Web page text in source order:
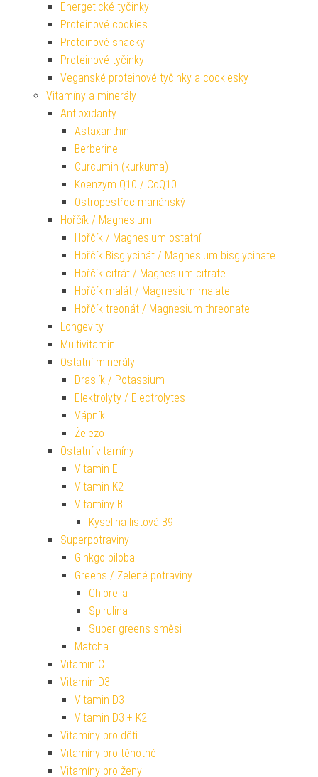
Energetické tyčinky
Proteinové cookies
Proteinové snacky
Proteinové tyčinky
Veganské proteinové tyčinky a cookiesky
Vitamíny a minerály
Antioxidanty
Astaxanthin
Berberine
Curcumin (kurkuma)
Koenzym Q10 / CoQ10
Ostropestřec mariánský
Hořčík / Magnesium
Hořčík / Magnesium ostatní
Hořčík Bisglycinát / Magnesium bisglycinate
Hořčík citrát / Magnesium citrate
Hořčík malát / Magnesium malate
Hořčík treonát / Magnesium threonate
Longevity
Multivitamin
Ostatní minerály
Draslík / Potassium
Elektrolyty / Electrolytes
Vápník
Železo
Ostatní vitamíny
Vitamin E
Vitamin K2
Vitamíny B
Kyselina listová B9
Superpotraviny
Ginkgo biloba
Greens / Zelené potraviny
Chlorella
Spirulina
Super greens směsi
Matcha
Vitamin C
Vitamin D3
Vitamin D3
Vitamin D3 + K2
Vitamíny pro děti
Vitamíny pro těhotné
Vitamíny pro ženy